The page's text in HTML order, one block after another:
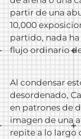
partir de una
10,000
partido, nada
flujo ordinario
Al condensar
desordenado,
en patrones de
imagen de una
repite a lo largo